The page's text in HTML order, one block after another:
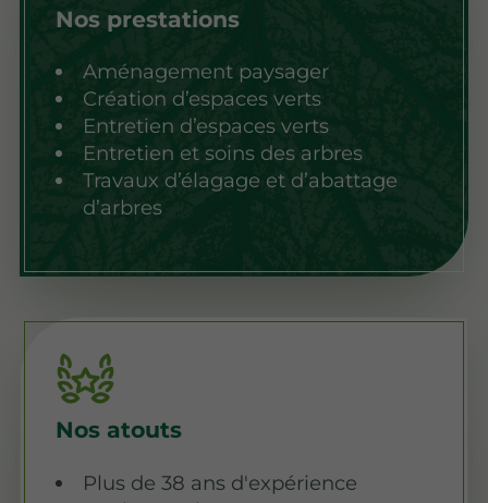
Nos prestations
Aménagement paysager
Création d’espaces verts
Entretien d’espaces verts
Entretien et soins des arbres
Travaux d’élagage et d’abattage
d’arbres
Nos atouts
Plus de 38 ans d'expérience